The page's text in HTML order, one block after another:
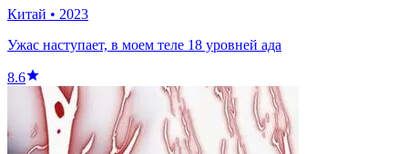
Китай • 2023
Ужас наступает, в моем теле 18 уровней ада
8.6